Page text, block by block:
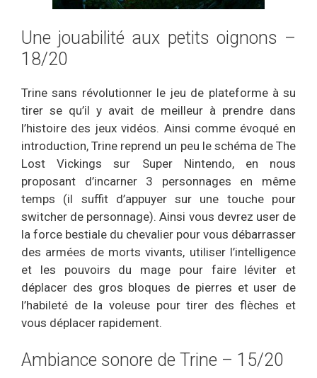
Une jouabilité aux petits oignons –
18/20
Trine sans révolutionner le jeu de plateforme à su
tirer se qu’il y avait de meilleur à prendre dans
l’histoire des jeux vidéos. Ainsi comme évoqué en
introduction, Trine reprend un peu le schéma de The
Lost Vickings sur Super Nintendo, en nous
proposant d’incarner 3 personnages en même
temps (il suffit d’appuyer sur une touche pour
switcher de personnage). Ainsi vous devrez user de
la force bestiale du chevalier pour vous débarrasser
des armées de morts vivants, utiliser l’intelligence
et les pouvoirs du mage pour faire léviter et
déplacer des gros bloques de pierres et user de
l’habileté de la voleuse pour tirer des flèches et
vous déplacer rapidement.
Ambiance sonore de Trine – 15/20